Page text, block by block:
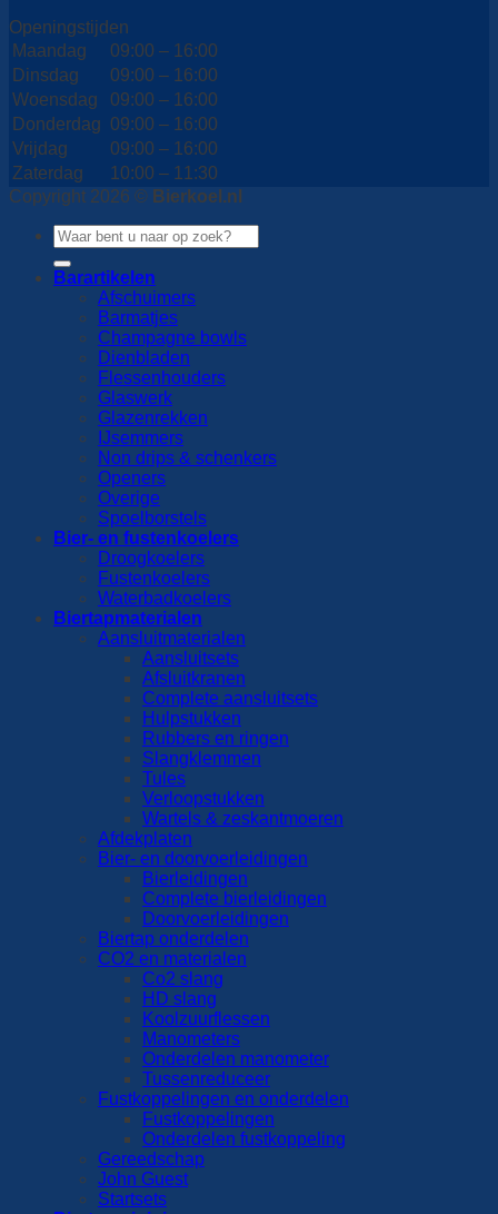
Openingstijden
Maandag
09:00 – 16:00
Dinsdag
09:00 – 16:00
Woensdag
09:00 – 16:00
Donderdag 09:00 – 16:00
Vrijdag
09:00 – 16:00
Zaterdag
10:00 – 11:30
Copyright 2026 © Bierkoel.nl
Zoeken
naar:
Barartikelen
Afschuimers
Barmatjes
Champagne bowls
Dienbladen
Flessenhouders
Glaswerk
Glazenrekken
IJsemmers
Non drips & schenkers
Openers
Overige
Spoelborstels
Bier- en fustenkoelers
Droogkoelers
Fustenkoelers
Waterbadkoelers
Biertapmaterialen
Aansluitmaterialen
Aansluitsets
Afsluitkranen
Complete aansluitsets
Hulpstukken
Rubbers en ringen
Slangklemmen
Tules
Verloopstukken
Wartels & zeskantmoeren
Afdekplaten
Bier- en doorvoerleidingen
Bierleidingen
Complete bierleidingen
Doorvoerleidingen
Biertap onderdelen
CO2 en materialen
Co2 slang
HD slang
Koolzuurflessen
Manometers
Onderdelen manometer
Tussenreduceer
Fustkoppelingen en onderdelen
Fustkoppelingen
Onderdelen fustkoppeling
Gereedschap
John Guest
Startsets